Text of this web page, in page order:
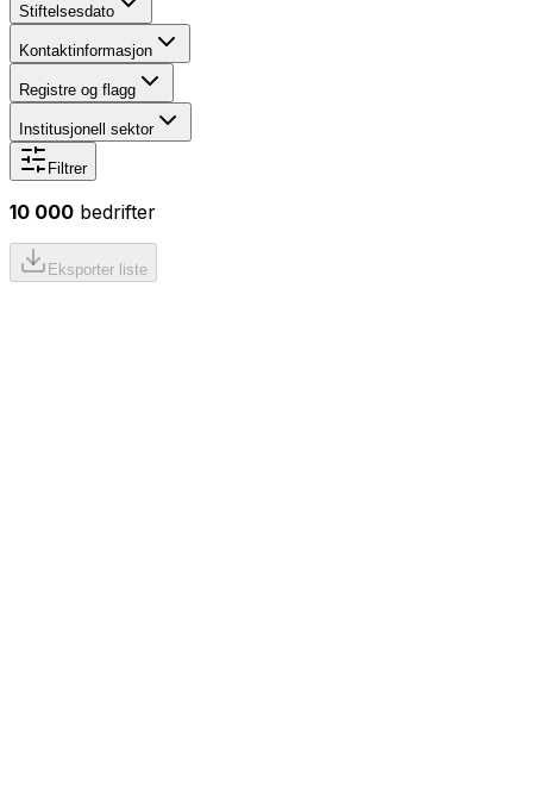
Stiftelsesdato
Kontaktinformasjon
Registre og flagg
Institusjonell sektor
Filtrer
10 000 bedrifter
Eksporter liste